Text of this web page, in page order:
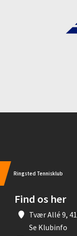
Ringsted Tennisklub
Find os her
Tvær Allé 9,
Se Klubinfo